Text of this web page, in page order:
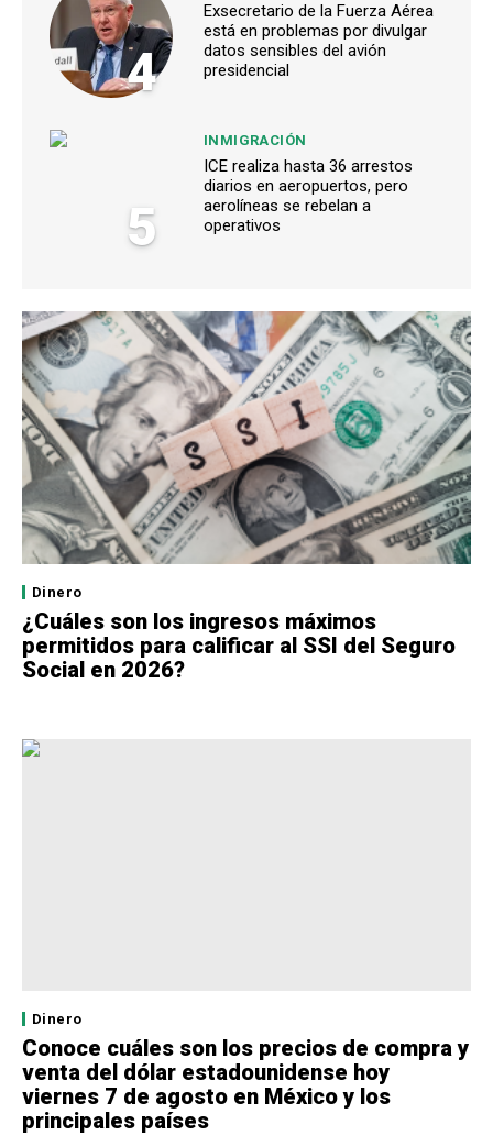
4
Exsecretario de la Fuerza Aérea
está en problemas por divulgar
datos sensibles del avión
presidencial
5
INMIGRACIÓN
ICE realiza hasta 36 arrestos
diarios en aeropuertos, pero
aerolíneas se rebelan a
operativos
Dinero
¿Cuáles son los ingresos máximos
permitidos para calificar al SSI del Seguro
Social en 2026?
Dinero
Conoce cuáles son los precios de compra y
venta del dólar estadounidense hoy
viernes 7 de agosto en México y los
principales países